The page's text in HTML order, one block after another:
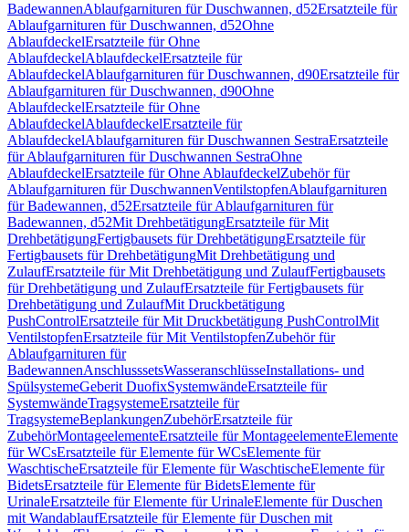
BadewannenAblaufgarnituren für Duschwannen, d52Ersatzteile für
Ablaufgarnituren für Duschwannen, d52Ohne
AblaufdeckelErsatzteile für Ohne
AblaufdeckelAblaufdeckelErsatzteile für
AblaufdeckelAblaufgarnituren für Duschwannen, d90Ersatzteile für
Ablaufgarnituren für Duschwannen, d90Ohne
AblaufdeckelErsatzteile für Ohne
AblaufdeckelAblaufdeckelErsatzteile für
AblaufdeckelAblaufgarnituren für Duschwannen SestraErsatzteile
für Ablaufgarnituren für Duschwannen SestraOhne
AblaufdeckelErsatzteile für Ohne AblaufdeckelZubehör für
Ablaufgarnituren für DuschwannenVentilstopfenAblaufgarnituren
für Badewannen, d52Ersatzteile für Ablaufgarnituren für
Badewannen, d52Mit DrehbetätigungErsatzteile für Mit
DrehbetätigungFertigbausets für DrehbetätigungErsatzteile für
Fertigbausets für DrehbetätigungMit Drehbetätigung und
ZulaufErsatzteile für Mit Drehbetätigung und ZulaufFertigbausets
für Drehbetätigung und ZulaufErsatzteile für Fertigbausets für
Drehbetätigung und ZulaufMit Druckbetätigung
PushControlErsatzteile für Mit Druckbetätigung PushControlMit
VentilstopfenErsatzteile für Mit VentilstopfenZubehör für
Ablaufgarnituren für
BadewannenAnschlusssetsWasseranschlüsseInstallations- und
SpülsystemeGeberit DuofixSystemwändeErsatzteile für
SystemwändeTragsystemeErsatzteile für
TragsystemeBeplankungenZubehörErsatzteile für
ZubehörMontageelementeErsatzteile für MontageelementeElemente
für WCsErsatzteile für Elemente für WCsElemente für
WaschtischeErsatzteile für Elemente für WaschtischeElemente für
BidetsErsatzteile für Elemente für BidetsElemente für
UrinaleErsatzteile für Elemente für UrinaleElemente für Duschen
mit WandablaufErsatzteile für Elemente für Duschen mit